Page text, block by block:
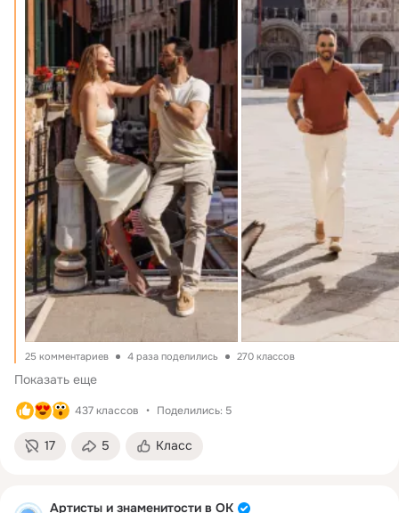
25 комментариев 4 раза поделились 270 классов
Показать еще
437 классов Поделились: 5
17 5 Класс
Артисты и знаменитости в ОК